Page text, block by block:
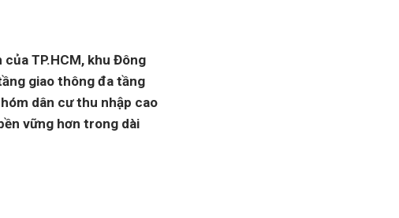
TP.HCM, khu Đông
giao thông đa tầng
dân cư thu nhập cao
vững hơn trong dài